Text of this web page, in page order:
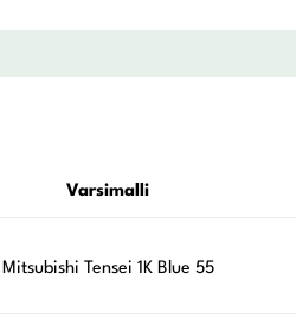
Varsimalli
Mitsubishi Tensei 1K Blue 55